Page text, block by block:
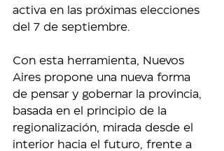
activa en las próximas elecciones
del 7 de septiembre.
Con esta herramienta, Nuevos
Aires propone una nueva forma
de pensar y gobernar la provincia,
basada en el principio de la
regionalización, mirada desde el
interior hacia el futuro, frente a